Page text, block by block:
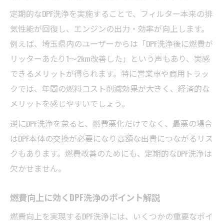
定期的なDPF洗浄を実施することで、フィルター本来の排
気性能が回復し、エンジンの出力・効率が向上します。
例えば、埼玉県内のユーザーからは「DPF洗浄後に燃費が
リッターあたり1～2km改善した」という声もあり、実感
できるメリットが得られます。特に営業車や商用トラッ
クでは、年間の燃料コスト削減効果が大きく、経済的な
メリットを感じやすいでしょう。
逆にDPF洗浄を怠ると、燃費悪化だけでなく、最悪の場合
はDPF本体の交換が必要になり高額な出費につながるリス
クもあります。燃費改善のためにも、定期的なDPF洗浄は
欠かせません。
燃費向上に効くDPF洗浄のポイント解説
燃費向上を実現するDPF洗浄には、いくつかの重要なポイ